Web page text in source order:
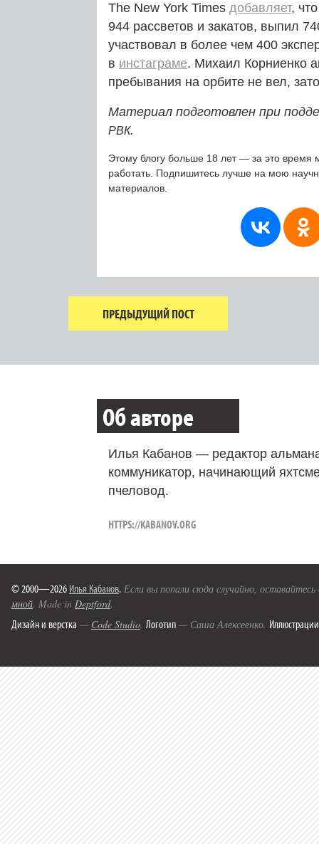
The New York Times добавляет,
944 рассветов и закатов, выпил
участвовал в более чем 400
в инстаграме. Михаил Корниенко
пребывания на орбите не вел,
Материал подготовлен при
РВК.
Этому блогу больше 18 лет — за это время
работать. Подпишитесь лучше на мою
материалов.
ПРЕДЫДУЩИЙ ПОСТ
Об авторе
Илья Кабанов — редактор
коммуникатор, начинающий
пчеловод.
HTTPS://KABANOV.ORG
© 2000—2026 Илья Кабанов. Если вы попали сюда случайно,
мной. Made in Deptford.
Дизайн и верстка — Code Studio. Логотип — Саша Алексеенко. Иллюстрации